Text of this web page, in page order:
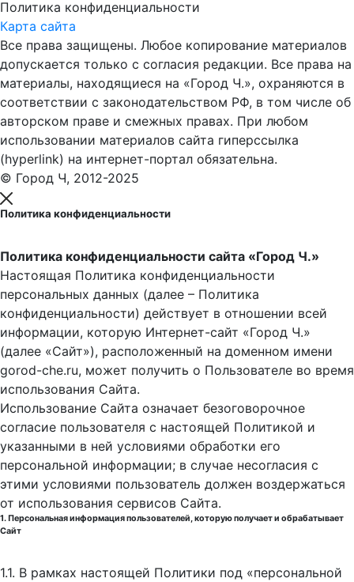
Политика конфиденциальности
Карта сайта
Все права защищены. Любое копирование материалов
допускается только с согласия редакции. Все права на
материалы, находящиеся на «Город Ч.», охраняются в
соответствии с законодательством РФ, в том числе об
авторском праве и смежных правах. При любом
использовании материалов сайта гиперссылка
(hyperlink) на интернет-портал обязательна.
© Город Ч, 2012-2025
Политика конфиденциальности
Политика конфиденциальности сайта «Город Ч.»
Настоящая Политика конфиденциальности
персональных данных (далее – Политика
конфиденциальности) действует в отношении всей
информации, которую Интернет-сайт «Город Ч.»
(далее «Сайт»), расположенный на доменном имени
gorod-che.ru, может получить о Пользователе во время
использования Cайта.
Использование Сайта означает безоговорочное
согласие пользователя с настоящей Политикой и
указанными в ней условиями обработки его
персональной информации; в случае несогласия с
этими условиями пользователь должен воздержаться
от использования сервисов Сайта.
1. Персональная информация пользователей, которую получает и обрабатывает
Сайт
1.1. В рамках настоящей Политики под «персональной